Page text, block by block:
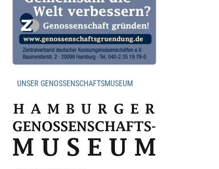
UNSER GENOSSENSCHAFTSMUSEUM